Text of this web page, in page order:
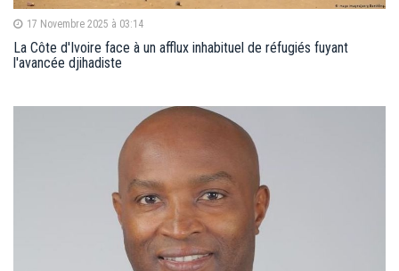
17 Novembre 2025 à 03:14
La Côte d'Ivoire face à un afflux inhabituel de réfugiés fuyant
l'avancée djihadiste